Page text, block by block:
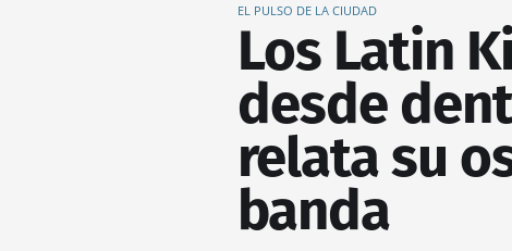
EL PULSO DE LA CIUDAD
Los Latin
desde
relata su
banda